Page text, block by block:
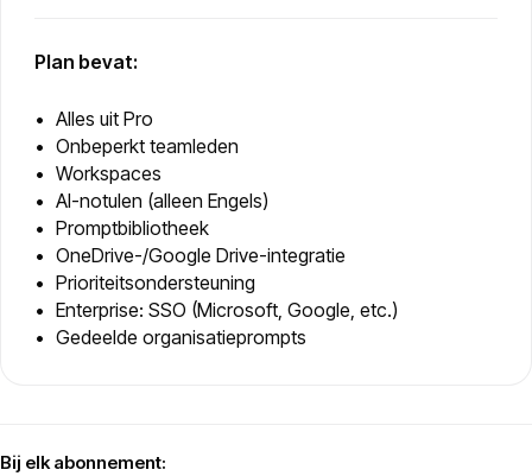
Plan bevat:
Alles uit Pro
Onbeperkt teamleden
Workspaces
AI-notulen (alleen Engels)
Promptbibliotheek
OneDrive-/Google Drive-integratie
Prioriteitsondersteuning
Enterprise: SSO (Microsoft, Google, etc.)
Gedeelde organisatieprompts
Bij elk abonnement: